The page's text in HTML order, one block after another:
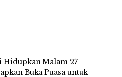
Hidupkan Malam 27
Buka Puasa untuk